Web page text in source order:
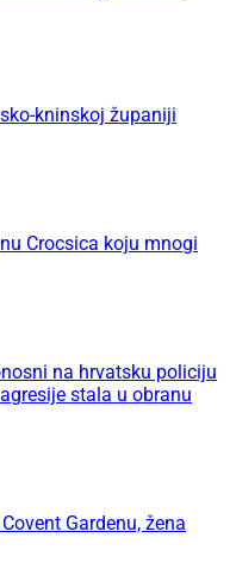
kninskoj županiji
Crocsica koju mnogi
na hrvatsku policiju
stala u obranu
Gardenu, žena